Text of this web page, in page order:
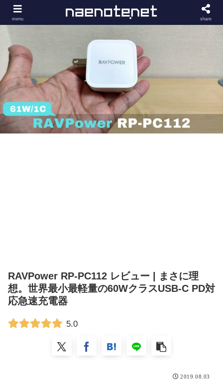
RAVPower RP-PC112 レビュー | まさに理
想。世界最小最軽量の60WクラスUSB-C PD対
応急速充電器
5.0
2019.08.03
menu share